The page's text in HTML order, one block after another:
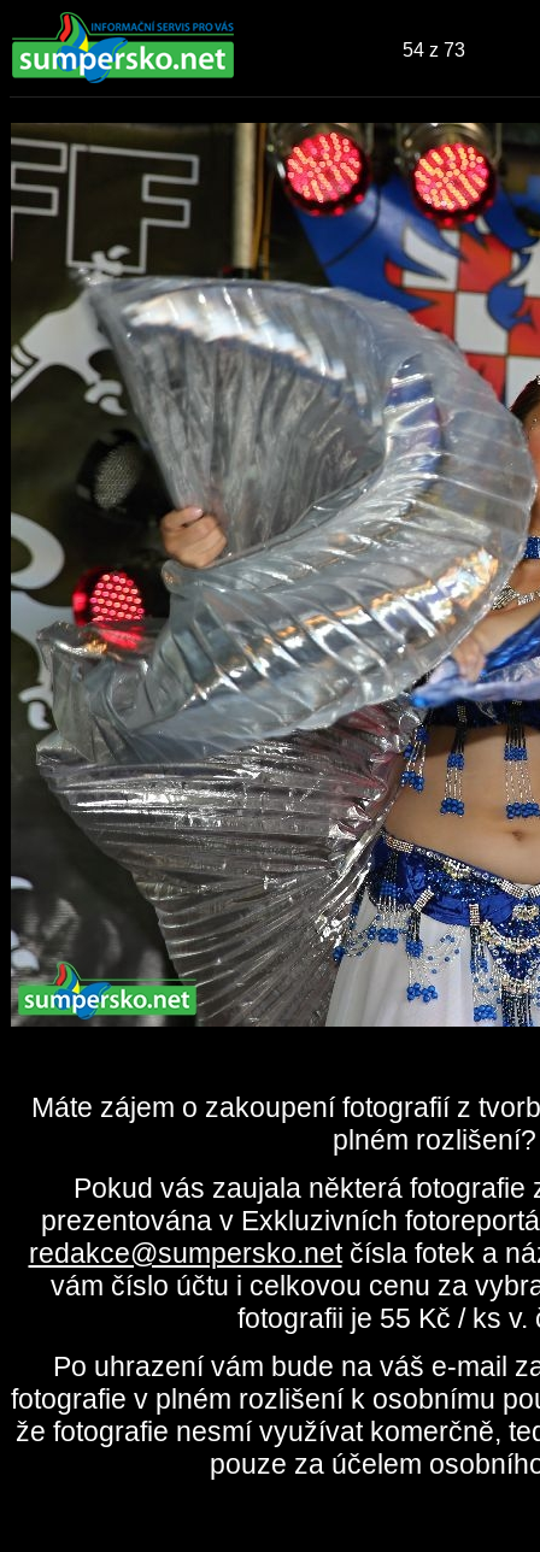
54 z 73
Máte zájem o zakoupení fotografií z
plném rozlišení?
Pokud vás zaujala některá fotografie
prezentována v Exkluzivních
redakce@sumpersko.netčísla fotek a
vám číslo účtu i celkovou cenu za
fotografii je 55 Kč / ks v.
Po uhrazení vám bude na váš e-mail
fotografie v plném rozlišení k osobnímu
že fotografie nesmí využívat komerčně,
pouze za účelem